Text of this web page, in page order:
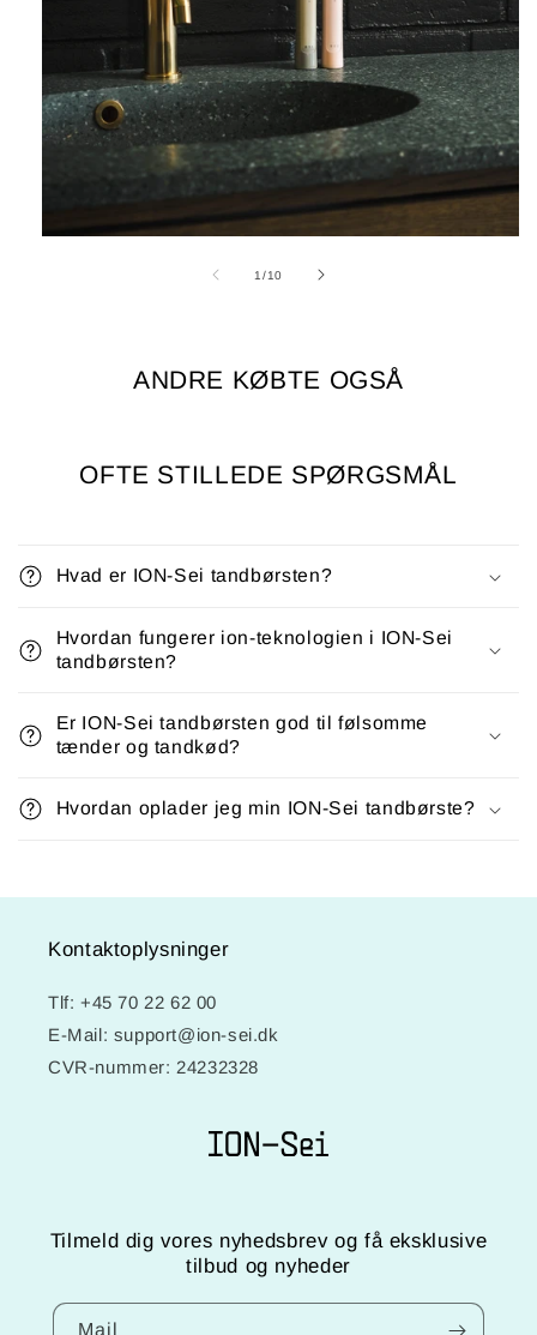
1 /af
10
ANDRE KØBTE OGSÅ
OFTE STILLEDE SPØRGSMÅL
Hvad er ION-Sei tandbørsten?
Hvordan fungerer ion-teknologien i ION-Sei
tandbørsten?
Er ION-Sei tandbørsten god til følsomme
tænder og tandkød?
Hvordan oplader jeg min ION-Sei tandbørste?
Kontaktoplysninger
Tlf: +45 70 22 62 00
E-Mail: support@ion-sei.dk
CVR-nummer: 24232328
Tilmeld dig vores nyhedsbrev og få eksklusive
tilbud og nyheder
Mail